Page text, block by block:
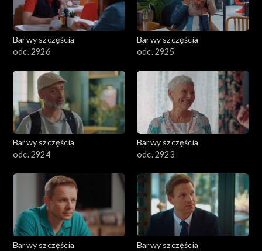
Barwy szczęścia
odc. 2926
Barwy szczęścia
odc. 2925
Barwy szczęścia
odc. 2924
Barwy szczęścia
odc. 2923
Barwy szczęścia
Barwy szczęścia